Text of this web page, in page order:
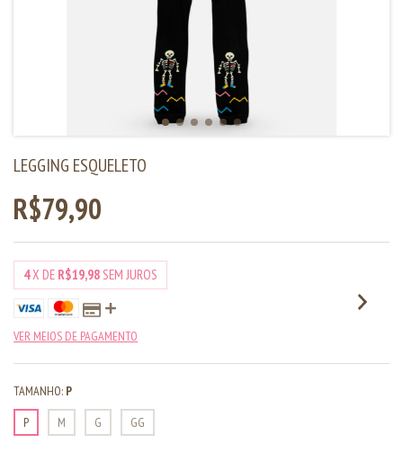
LEGGING ESQUELETO
R$79,90
4X DE R$19,98SEM JUROS
VER MEIOS DE PAGAMENTO
TAMANHO: P
P
M G GG